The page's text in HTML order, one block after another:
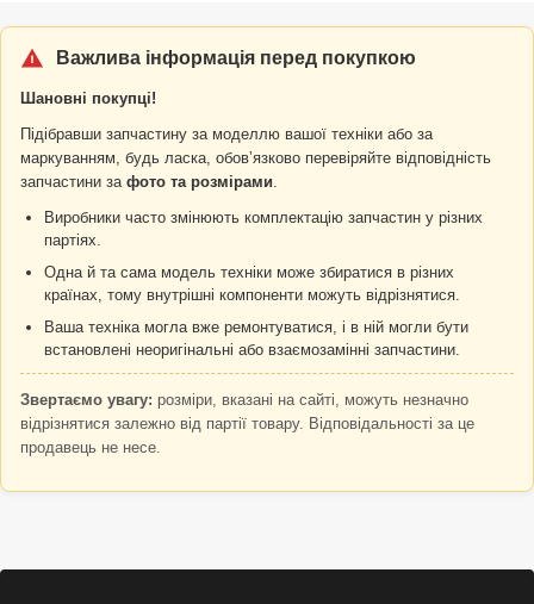
Важлива інформація перед покупкою
Шановні покупці!
Підібравши запчастину за моделлю вашої техніки або за
маркуванням, будь ласка, обовʼязково перевіряйте відповідність
запчастини за фото та розмірами
Виробники часто змінюють комплектацію запчастин у різних
партіях.
Одна й та сама модель техніки може збиратися в різних
країнах, тому внутрішні компоненти можуть відрізнятися.
Ваша техніка могла вже ремонтуватися, і в ній могли бути
встановлені неоригінальні або взаємозамінні запчастини.
Звертаємо увагу: розміри, вказані на сайті, можуть незначно
відрізнятися залежно від партії товару. Відповідальності за це
продавець не несе.